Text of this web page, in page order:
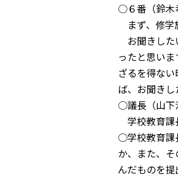
○６番（鈴木
まず、修学
お聞きした
ったと思い
ざるを得な
ば、お聞きし
○議長（山下
学校教育課
○学校教育課
か、また、
んだものを提